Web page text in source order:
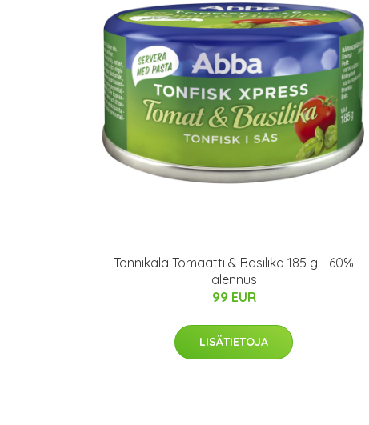
Tonnikala Tomaatti & Basilika 185 g - 60%
alennus
99 EUR
LISÄTIETOJA